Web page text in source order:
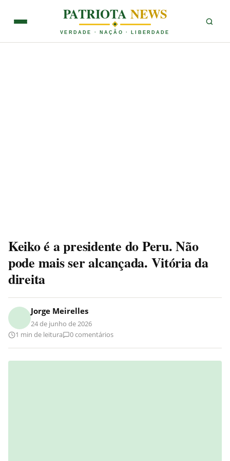
PATRIOTANEWS
VERDADE · NAÇÃO · LIBERDADE
Keiko é a presidente do Peru. Não
pode mais ser alcançada. Vitória da
direita
Jorge Meirelles
24 de junho de 2026
1 min de leitura
0 comentários